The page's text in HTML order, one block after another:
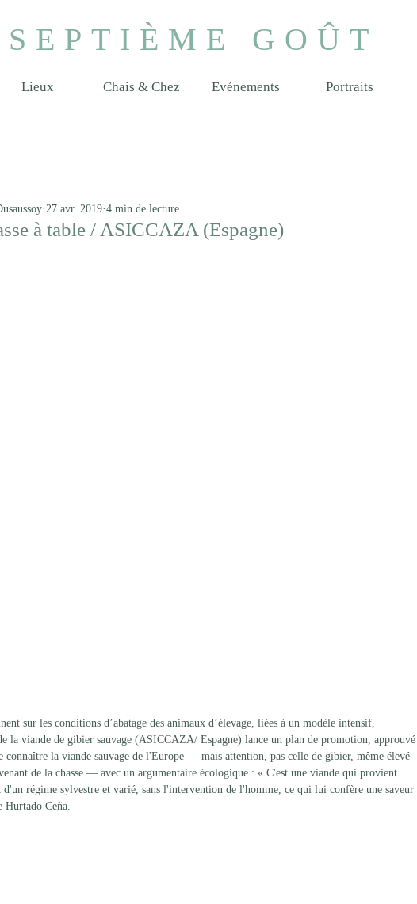
SEPTIÈME GOÛT
Lieux Chais & Chez Evénements Portraits
à table / ASICCAZA (Espagne)
27 avr. 2019 4 min de lecture
sur les conditions d’abatage des animaux d’élevage, liées à un modèle intensif,
la viande de gibier sauvage (ASICCAZA/ Espagne) lance un plan de promotion, approuvé
la viande sauvage de l'Europe — mais attention, pas celle de gibier, même élevé
de la chasse — avec un argumentaire écologique : « C'est une viande qui provient
régime sylvestre et varié, sans l'intervention de l'homme, ce qui lui confère une saveur
Hurtado Ceña.